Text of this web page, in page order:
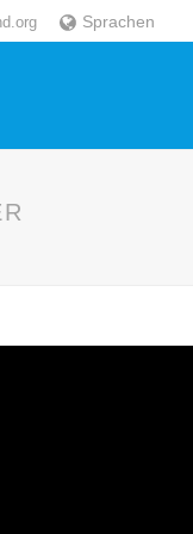
Sprachen